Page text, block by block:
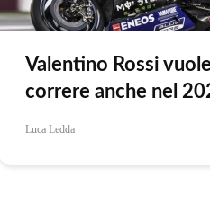
Valentino Rossi vuole
correre anche nel
Luca Ledda